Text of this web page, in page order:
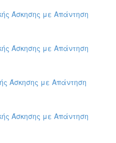
Άσκησης με Απάντηση
Άσκησης με Απάντηση
Άσκησης με Απάντηση
Άσκησης με Απάντηση